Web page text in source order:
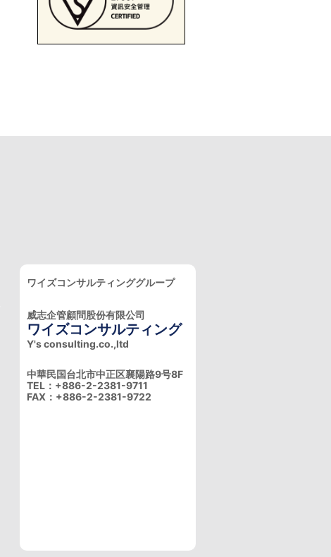
ワイズコンサルティンググループ
威志企管顧問股份有限公司
ワイズコンサルティング
Y's consulting.co.,ltd
中華民国台北市中正区襄陽路9号8F
TEL：+886-2-2381-9711
FAX：+886-2-2381-9722